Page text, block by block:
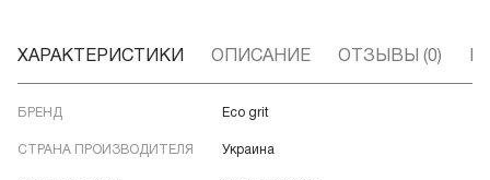
ХАРАКТЕРИСТИКИ ОПИСАНИЕ ОТЗЫВЫ (0)
БРЕНД Eco grit
СТРАНА ПРОИЗВОДИТЕЛЯ Украина